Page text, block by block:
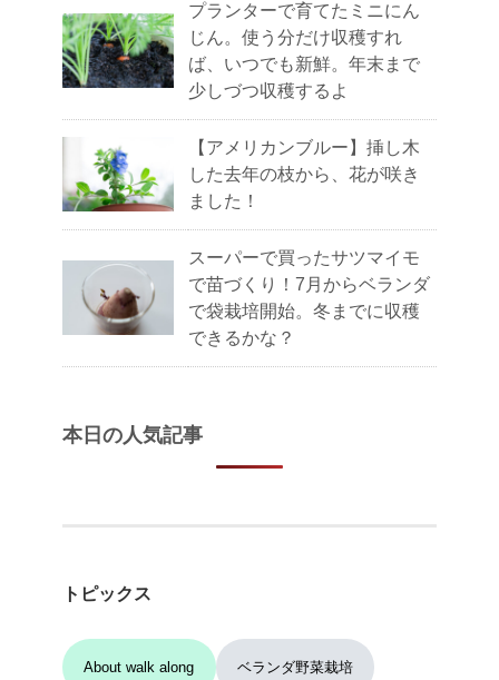
プランターで育てたミニにん
じん。使う分だけ収穫すれ
ば、いつでも新鮮。年末まで
少しづつ収穫するよ
【アメリカンブルー】挿し木
した去年の枝から、花が咲き
ました！
スーパーで買ったサツマイモ
で苗づくり！7月からベランダ
で袋栽培開始。冬までに収穫
できるかな？
本日の人気記事
トピックス
About walk along ベランダ野菜栽培